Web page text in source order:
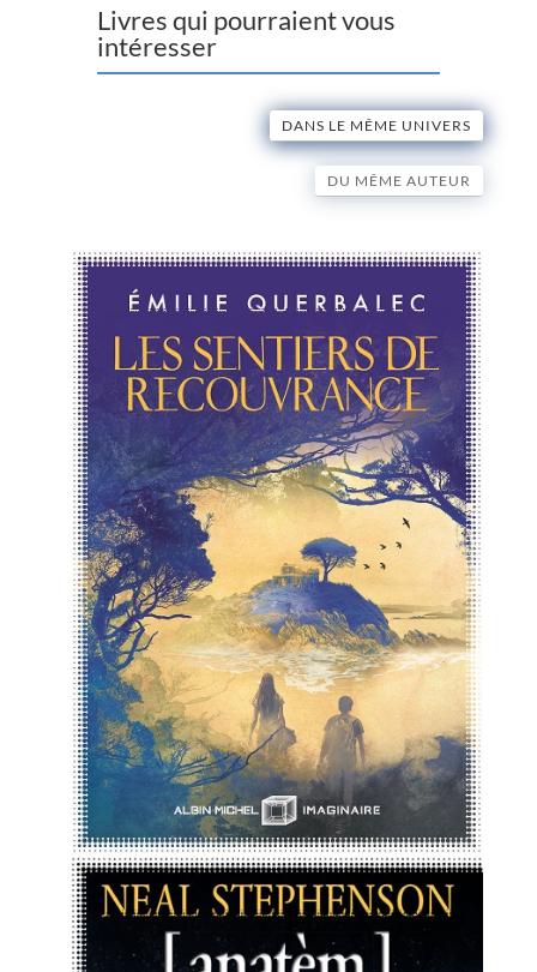
Livres qui pourraient vous
intéresser
DANS LE MÊME UNIVERS
DU MÊME AUTEUR